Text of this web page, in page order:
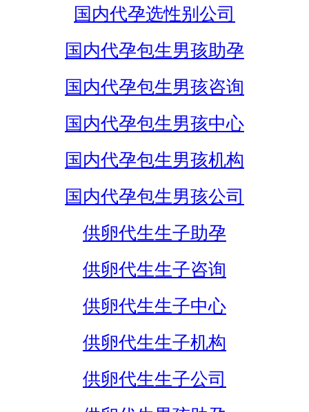
国内代孕选性别公司
国内代孕包生男孩助孕
国内代孕包生男孩咨询
国内代孕包生男孩中心
国内代孕包生男孩机构
国内代孕包生男孩公司
供卵代生生子助孕
供卵代生生子咨询
供卵代生生子中心
供卵代生生子机构
供卵代生生子公司